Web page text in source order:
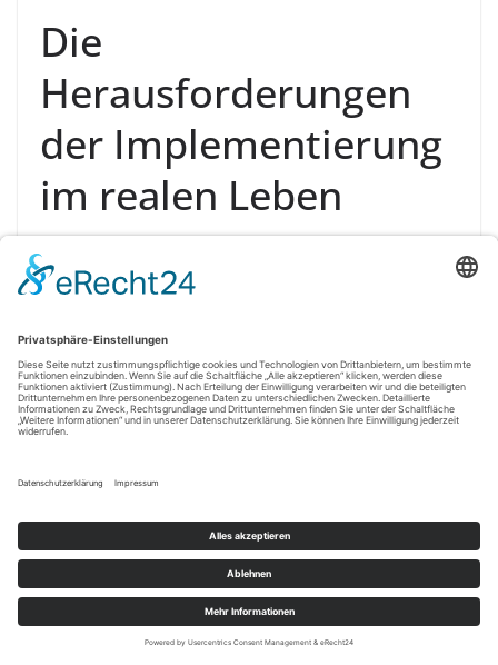
Die
Herausforderungen
der Implementierung
im realen Leben
Die Einführung von Gamification im Bauwesen steht
jedoch vor einigen Herausforderungen. Ein
Systeme durch die Mitarbeiter. Eine Schulung und klare
Kommunikation sind notwendig, um zu verdeutlichen,
wie Gamification tatsächlich Nutzen bringt und nicht als
zusätzliche Belastung empfunden wird. Zudem gibt es
Gamification-Elemente zu unterstützen.
Des Weiteren müssen Sie berücksichtigen, dass nicht
alle Mitarbeiter die gleichen Reaktionen auf
Gamification zeigen. Unterschiedliche Generationen